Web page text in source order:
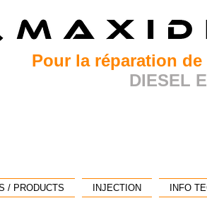
Pour la réparation
DIESEL
/ PRODUCTS INJECTION INFO